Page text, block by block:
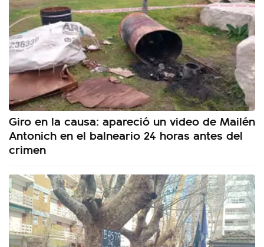
Giro en la causa: apareció un video de Mailén
Antonich en el balneario 24 horas antes del
crimen